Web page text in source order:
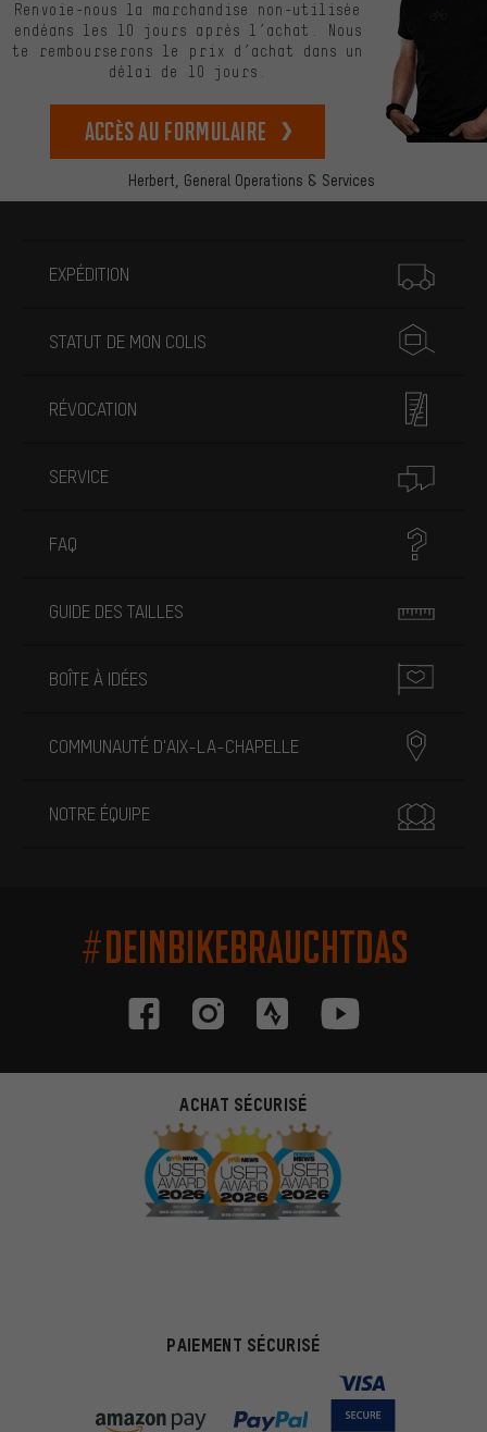
Herbert, General Operations & Services
Renvoie-nous la marchandise non-utilisée
endéans les 10 jours après l’achat. Nous
te rembourserons le prix d’achat dans un
délai de 10 jours.
Accès au formulaire
EXPÉDITION
STATUT DE MON COLIS
RÉVOCATION
SERVICE
FAQ
GUIDE DES TAILLES
BOÎTE À IDÉES
COMMUNAUTÉ D'AIX-LA-CHAPELLE
NOTRE ÉQUIPE
#DEINBIKEBRAUCHTDAS
ACHAT SÉCURISÉ
PAIEMENT SÉCURISÉ